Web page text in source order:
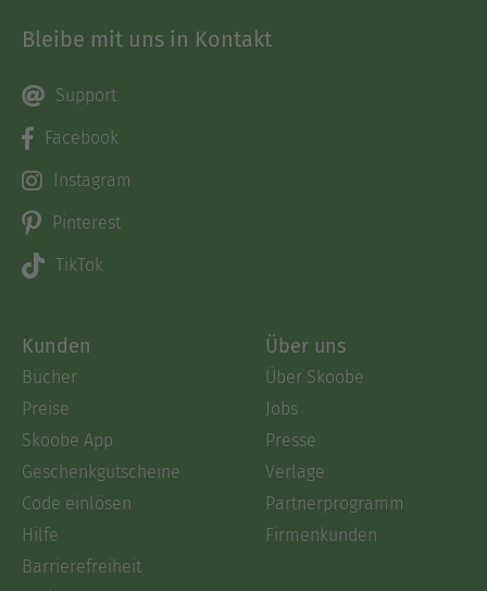
Bleibe mit uns in Kontakt
Support
Facebook
Instagram
Pinterest
TikTok
Kunden
Bücher
Preise
Skoobe App
Geschenkgutscheine
Code einlösen
Hilfe
Barrierefreiheit
Über uns
Über Skoobe
Jobs
Presse
Verlage
Partnerprogramm
Firmenkunden